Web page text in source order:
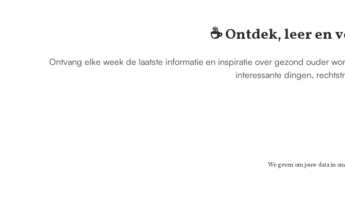
☕️ Ontdek, leer en
Ontvang elke week de laatste informatie en inspiratie over gezond ouder
interessante dingen,
We geven om jouw data in